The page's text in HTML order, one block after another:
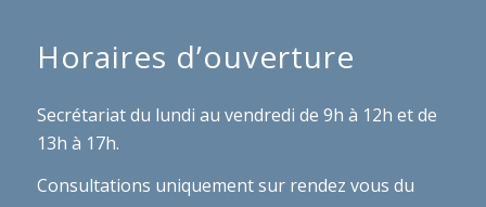
Horaires d’ouverture
Secrétariat du lundi au vendredi de 9h à 12h et de
13h à 17h.
Consultations uniquement sur rendez vous du